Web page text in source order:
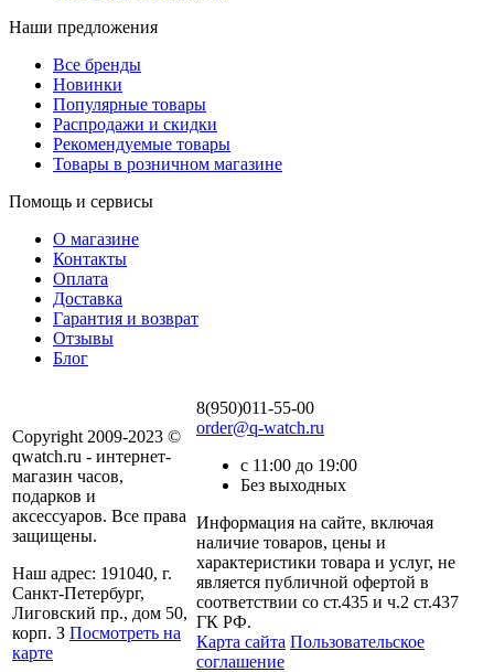
Наши предложения
Все бренды
Новинки
Популярные товары
Распродажи и скидки
Рекомендуемые товары
Товары в розничном магазине
Помощь и сервисы
О магазине
Контакты
Оплата
Доставка
Гарантия и возврат
Отзывы
Блог
Copyright 2009-2023 ©
qwatch.ru - интернет-
магазин часов,
подарков и
аксессуаров. Все права
защищены.
Наш адрес: 191040, г.
Санкт-Петербург,
Лиговский пр., дом 50,
корп. З Посмотреть на
карте
8(950)011-55-00
order@q-watch.ru
с 11:00 до 19:00
Без выходных
Информация на сайте, включая
наличие товаров, цены и
характеристики товара и услуг, не
является публичной офертой в
соответствии со ст.435 и ч.2 ст.437
ГК РФ.
Карта сайта Пользовательское
соглашение